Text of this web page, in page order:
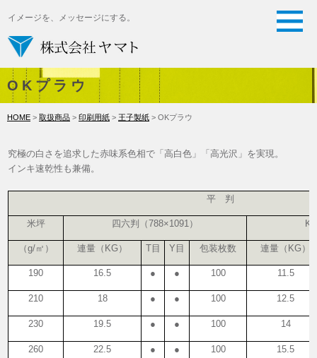
イメージを、メッセージにする。
OKプラウ
HOME > 取扱商品 > 印刷用紙 > 王子製紙 > OKプラウ
究極の白さを追求した赤味系色相で「高白色」「高光沢」を実現。
インキ速乾性も兼備。
平 判
米坪 四六判（788×1091） K
（g/㎡） 連量（KG） T目 Y目 包装枚数 連量（KG）
190 16.5 ● ● 100 11.5
210 18 ● ● 100 12.5
230 19.5 ● ● 100 14
260 22.5 ● ● 100 15.5